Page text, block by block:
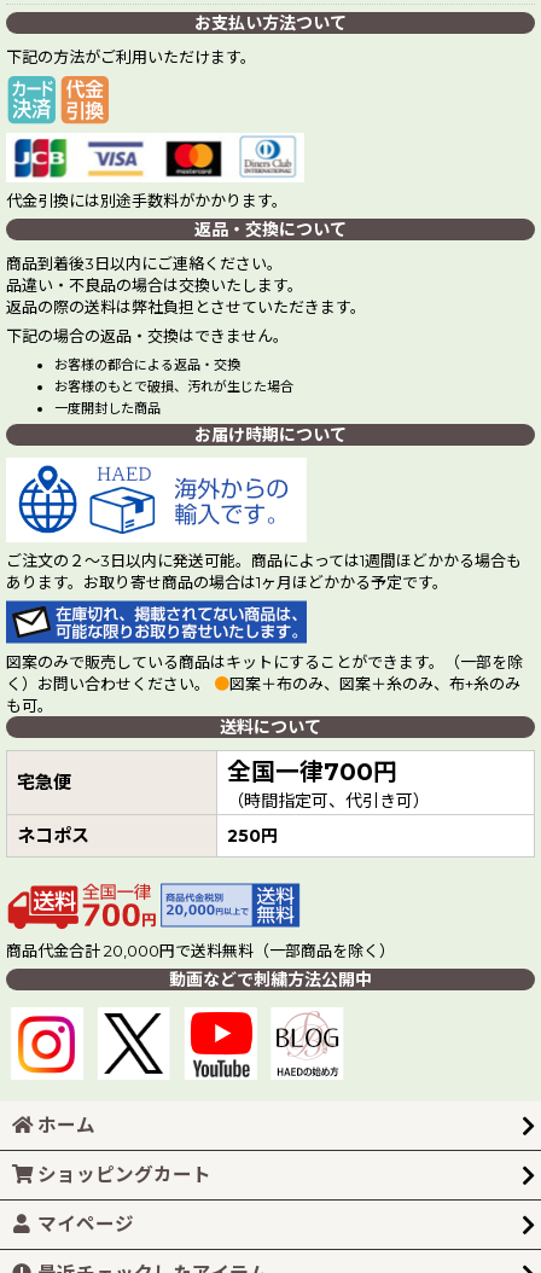
お支払い方法ついて
下記の方法がご利用いただけます。
代金引換には別途手数料がかかります。
返品・交換について
商品到着後3日以内にご連絡ください。
品違い・不良品の場合は交換いたします。
返品の際の送料は弊社負担とさせていただきます。
下記の場合の返品・交換はできません。
お客様の都合による返品・交換
お客様のもとで破損、汚れが生じた場合
一度開封した商品
お届け時期について
ご注文の２～3日以内に発送可能。商品によっては1週間ほどかかる場合も
あります。お取り寄せ商品の場合は1ヶ月ほどかかる予定です。
図案のみで販売している商品はキットにすることができます。（一部を除
く）お問い合わせください。 ●図案＋布のみ、図案＋糸のみ、布+糸のみ
も可。
送料について
宅急便 全国一律700円
（時間指定可、代引き可）
ネコポス 250円
商品代金合計 20,000円で送料無料（一部商品を除く）
動画などで刺繍方法公開中
ホーム
ショッピングカート
マイページ